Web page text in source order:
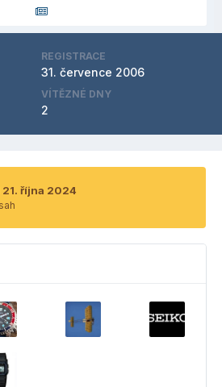
REGISTRACE
31. července 2006
VÍTĚZNÉ DNY
2
října 2024